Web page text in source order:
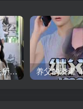
假戏真做后他永失所爱（60集）程澄＆杨珞仟